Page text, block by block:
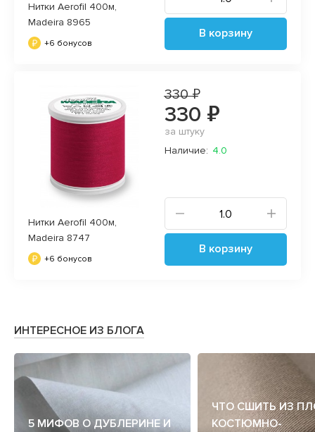
Нитки Aerofil 400м,
Madeira 8965
+6 бонусов
В корзину
Нитки Aerofil 400м,
Madeira 8747
+6 бонусов
330 ₽
330 ₽
за штуку
Наличие: 4.0
В корзину
ИНТЕРЕСНОЕ ИЗ БЛОГА
5 МИФОВ О ДУБЛЕРИНЕ И
ЧТО СШИТЬ ИЗ
КОСТЮМНО-